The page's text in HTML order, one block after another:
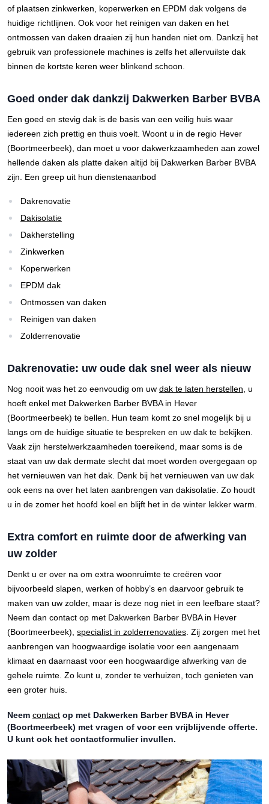
of plaatsen zinkwerken, koperwerken en EPDM dak volgens de
huidige richtlijnen. Ook voor het reinigen van daken en het
ontmossen van daken draaien zij hun handen niet om. Dankzij het
gebruik van professionele machines is zelfs het allervuilste dak
binnen de kortste keren weer blinkend schoon.
Goed onder dak dankzij Dakwerken Barber BVBA
Een goed en stevig dak is de basis van een veilig huis waar
iedereen zich prettig en thuis voelt. Woont u in de regio Hever
(Boortmeerbeek), dan moet u voor dakwerkzaamheden aan zowel
hellende daken als platte daken altijd bij Dakwerken Barber BVBA
zijn. Een greep uit hun dienstenaanbod
Dakrenovatie
Dakisolatie
Dakherstelling
Zinkwerken
Koperwerken
EPDM dak
Ontmossen van daken
Reinigen van daken
Zolderrenovatie
Dakrenovatie: uw oude dak snel weer als nieuw
Nog nooit was het zo eenvoudig om uw dak te laten herstellen , u
hoeft enkel met Dakwerken Barber BVBA in Hever
(Boortmeerbeek) te bellen. Hun team komt zo snel mogelijk bij u
langs om de huidige situatie te bespreken en uw dak te bekijken.
Vaak zijn herstelwerkzaamheden toereikend, maar soms is de
staat van uw dak dermate slecht dat moet worden overgegaan op
het vernieuwen van het dak. Denk bij het vernieuwen van uw dak
ook eens na over het laten aanbrengen van dakisolatie. Zo houdt
u in de zomer het hoofd koel en blijft het in de winter lekker warm.
Extra comfort en ruimte door de afwerking van
uw zolder
Denkt u er over na om extra woonruimte te creëren voor
bijvoorbeeld slapen, werken of hobby’s en daarvoor gebruik te
maken van uw zolder, maar is deze nog niet in een leefbare staat?
Neem dan contact op met Dakwerken Barber BVBA in Hever
(Boortmeerbeek), specialist in zolderrenovaties . Zij zorgen met het
aanbrengen van hoogwaardige isolatie voor een aangenaam
klimaat en daarnaast voor een hoogwaardige afwerking van de
gehele ruimte. Zo kunt u, zonder te verhuizen, toch genieten van
een groter huis.
Neem contact op met Dakwerken Barber BVBA in Hever
(Boortmeerbeek) met vragen of voor een vrijblijvende offerte.
U kunt ook het contactformulier invullen.